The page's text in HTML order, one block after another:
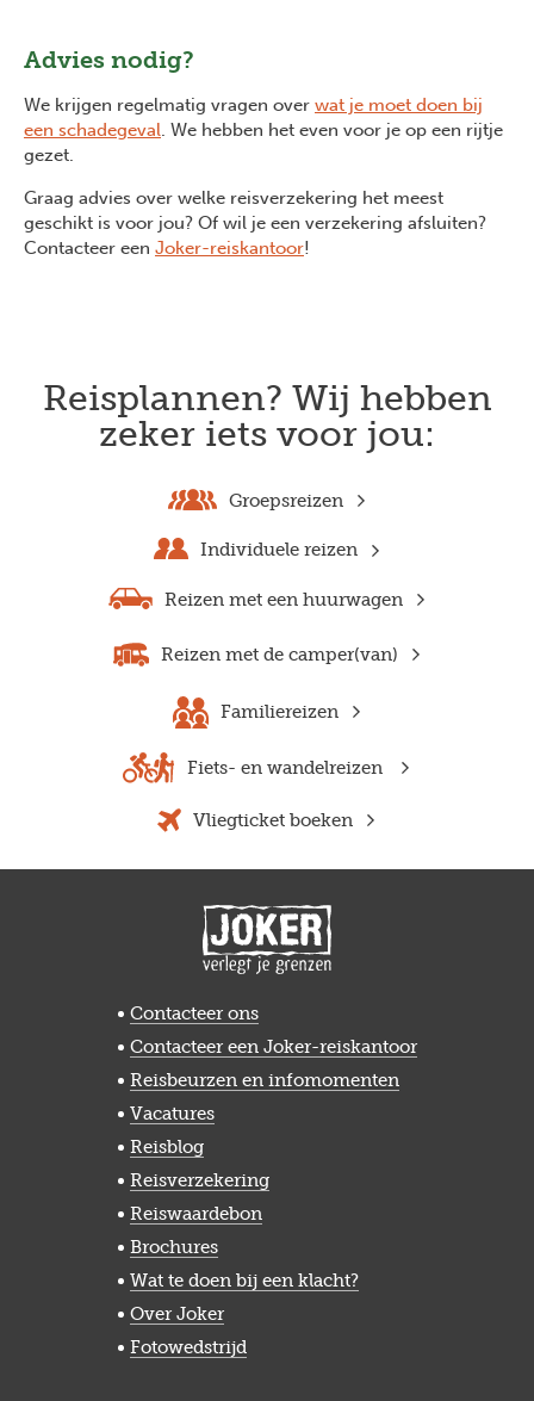
Advies nodig?
We krijgen regelmatig vragen over wat je moet doen bij
een schadegeval. We hebben het even voor je op een rijtje
gezet.
Graag advies over welke reisverzekering het meest
geschikt is voor jou? Of wil je een verzekering afsluiten?
Contacteer een Joker-reiskantoor!
Reisplannen? Wij hebben
zeker iets voor jou:
Groepsreizen
Individuele reizen
Reizen met een huurwagen
Reizen met de camper(van)
Familiereizen
Fiets- en wandelreizen
Vliegticket boeken
Contacteer ons
Contacteer een Joker-reiskantoor
Reisbeurzen en infomomenten
Vacatures
Reisblog
Reisverzekering
Reiswaardebon
Brochures
Wat te doen bij een klacht?
Over Joker
Fotowedstrijd